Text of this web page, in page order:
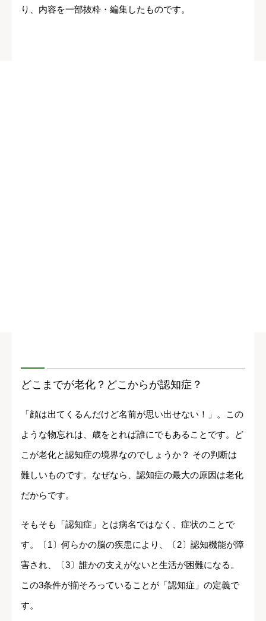
り、内容を一部抜粋・編集したものです。
どこまでが老化？どこからが認知症？
「顔は出てくるんだけど名前が思い出せない！」。この
ような物忘れは、歳をとれば誰にでもあることです。ど
こが老化と認知症の境界なのでしょうか？ その判断は
難しいものです。なぜなら、認知症の最大の原因は老化
だからです。
そもそも「認知症」とは病名ではなく、症状のことで
す。〔1〕何らかの脳の疾患により、〔2〕認知機能が障
害され、〔3〕誰かの支えがないと生活が困難になる。
この3条件が揃そろっていることが「認知症」の定義で
す。